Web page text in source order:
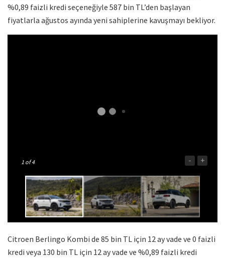
%0,89 faizli kredi seçeneğiyle 587 bin TL’den başlayan
fiyatlarla ağustos ayında yeni sahiplerine kavuşmayı bekliyor.
1 of 4 - +
Citroen Berlingo Kombi de 85 bin TL için 12 ay vade ve 0 faizli
kredi veya 130 bin TL için 12 ay vade ve %0,89 faizli kredi